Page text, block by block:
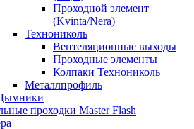
Проходной элемент
(Kvinta/Nera)
Технониколь
Вентеляционные выходы
Проходные элементы
Колпаки Технониколь
Металлпрофиль
проходки Master Flash